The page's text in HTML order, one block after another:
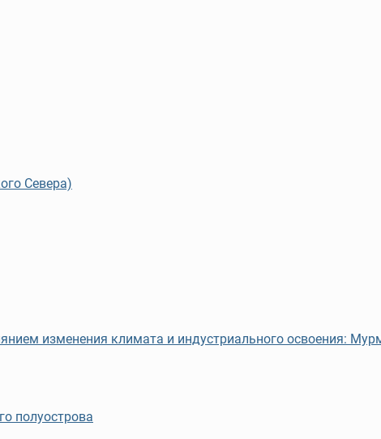
Севера)
изменения климата и индустриального освоения:
полуострова